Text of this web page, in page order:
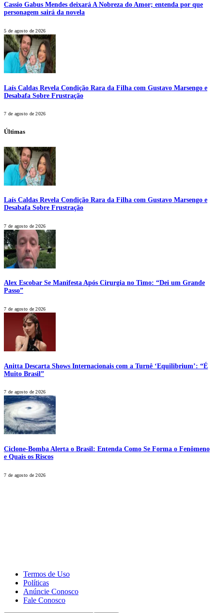
Cassio Gabus Mendes deixará A Nobreza do Amor; entenda por que
personagem sairá da novela
5 de agosto de 2026
Laís Caldas Revela Condição Rara da Filha com Gustavo Marsengo e
Desabafa Sobre Frustração
7 de agosto de 2026
Últimas
Laís Caldas Revela Condição Rara da Filha com Gustavo Marsengo e
Desabafa Sobre Frustração
7 de agosto de 2026
Alex Escobar Se Manifesta Após Cirurgia no Timo: “Dei um Grande
Passo”
7 de agosto de 2026
Anitta Descarta Shows Internacionais com a Turnê ‘Equilibrium’: “É
Muito Brasil”
7 de agosto de 2026
Ciclone-Bomba Alerta o Brasil: Entenda Como Se Forma o Fenômeno
e Quais os Riscos
7 de agosto de 2026
Termos de Uso
Políticas
Anúncie Conosco
Fale Conosco